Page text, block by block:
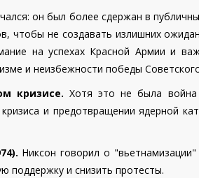
он был более сдержан в
чтобы не создавать излишних
на успехах Красной Армии и
и неизбежности победы
кризисе. Хотя это не была война
и предотвращении ядерной
Никсон говорил о
поддержку и снизить протесты.